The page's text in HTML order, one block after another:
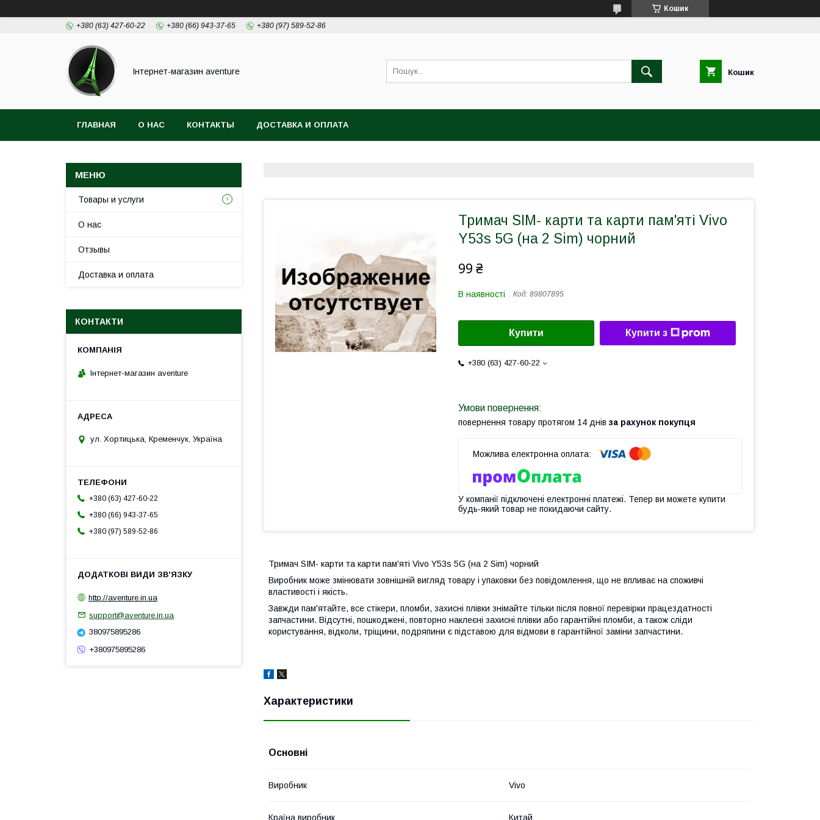
Кошик
+380 (63) 427-60-22 +380 (66) 943-37-65 +380 (97) 589-52-86
Інтернет-магазин aventure Кошик
ГЛАВНАЯ О НАС КОНТАКТЫ ДОСТАВКА И ОПЛАТА
Тримач SIM- карти та карти пам'яті Vivo
Y53s 5G (на 2 Sim) чорний
99 ₴
В наявності Код: 89807895
Купити Купити з
+380 (63) 427-60-22
повернення товару протягом 14 днів за рахунок покупця
У компанії підключені електронні платежі. Тепер ви можете купити
будь-який товар не покидаючи сайту.
Тримач SIM- карти та карти пам'яті Vivo Y53s 5G (на 2 Sim) чорний
Виробник може змінювати зовнішній вигляд товару і упаковки без повідомлення, що не впливає на споживчі
властивості і якість.
Завжди пам'ятайте, все стікери, пломби, захисні плівки знімайте тільки після повної перевірки працездатності
запчастини. Відсутні, пошкоджені, повторно наклеєні захисні плівки або гарантійні пломби, а також сліди
користування, відколи, тріщини, подряпини є підставою для відмови в гарантійної заміни запчастини.
Характеристики
Основні
Виробник Vivo
Країна виробник Китай
Товары и услуги
О нас
Отзывы
Доставка и оплата
КОНТАКТИ
Інтернет-магазин aventure
ул. Хортицька, Кременчук, Україна
+380 (63) 427-60-22
+380 (66) 943-37-65
+380 (97) 589-52-86
http://aventure.in.ua
support@aventure.in.ua
380975895286
+380975895286